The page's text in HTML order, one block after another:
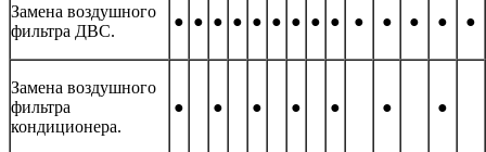
Замена воздушного
фильтра ДВС.
● ● ● ● ● ● ● ● ● ● ● ● ● ●
Замена воздушного
фильтра
кондиционера.
● ● ● ● ● ● ●